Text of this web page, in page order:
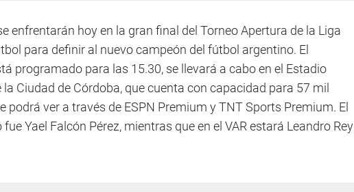
enfrentarán hoy en la gran final del Torneo Apertura de la Liga
para definir al nuevo campeón del fútbol argentino. El
programado para las 15.30, se llevará a cabo en el Estadio
la Ciudad de Córdoba, que cuenta con capacidad para 57 mil
podrá ver a través de ESPN Premium y TNT Sports Premium. El
Yael Falcón Pérez, mientras que en el VAR estará Leandro Rey